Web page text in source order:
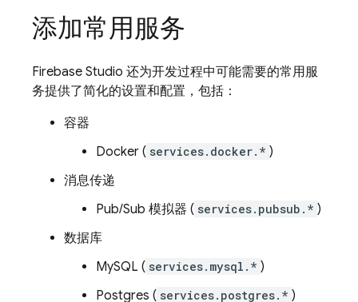
添加常用服务
Firebase Studio 还为开发过程中可能需要的常用服
务提供了简化的设置和配置，包括：
容器
Docker ( services.docker.* )
消息传递
Pub/Sub 模拟器 ( services.pubsub.* )
数据库
MySQL ( services.mysql.* )
Postgres ( services.postgres.* )